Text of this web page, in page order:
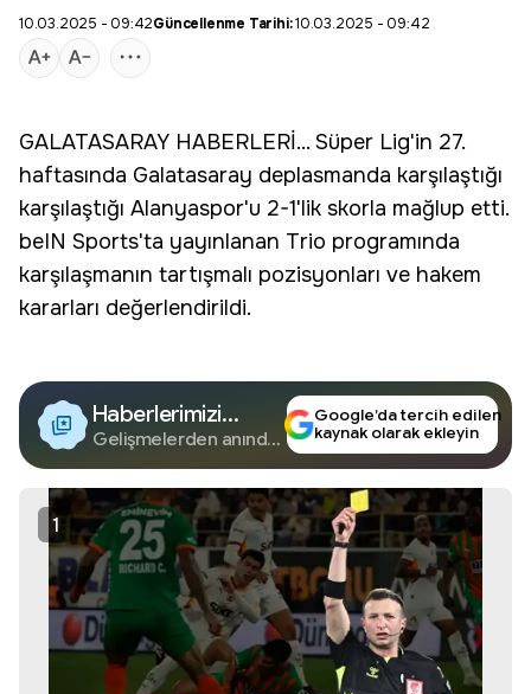
10.03.2025 - 09:42Güncellenme Tarihi:10.03.2025 - 09:42
GALATASARAY HABERLERİ... Süper Lig'in 27.
haftasında Galatasaray deplasmanda karşılaştığı
karşılaştığı Alanyaspor'u 2-1'lik skorla mağlup etti.
beIN Sports'ta yayınlanan Trio programında
karşılaşmanın tartışmalı pozisyonları ve hakem
kararları değerlendirildi.
Haberlerimizi
Google'da Takip
Edin
Gelişmelerden anında
Google’da tercih edilen
kaynak olarak ekleyin
1